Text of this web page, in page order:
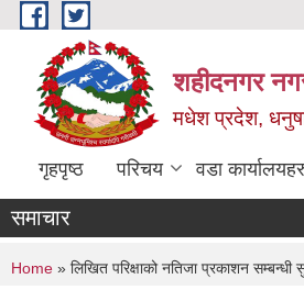
Skip to main content
शहीदनगर
मधेश प्रदेश,
गृहपृष्ठ परिचय वडा
समाचार
You are here
Home » लिखित परिक्षाको नतिजा प्रकाशन सम्बन्धी